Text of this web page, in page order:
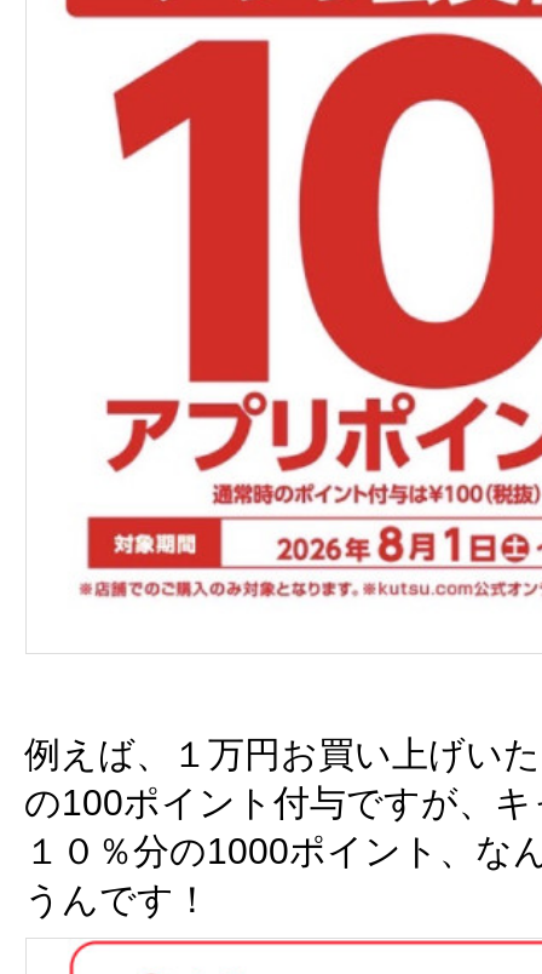
例えば、１万円お買い上げい
の100ポイント付与ですが、
１０％分の1000ポイント、な
うんです！